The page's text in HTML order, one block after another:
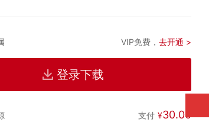
设（静态+动态混合光照），适配不同场景需求
，支持Windows、Mac及VR平台
评分（★=适合，★★★★★=最佳
3A游戏（开放世界/生存恐怖） ★★★★★
视级渲染 ★★★★☆
VIP免费， 去开通 >
登录下载
支付 ¥30.00